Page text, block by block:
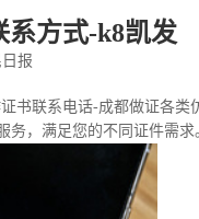
系方式-k8凯发
报
书联系电话-成都做证各
务，满足您的不同证件需